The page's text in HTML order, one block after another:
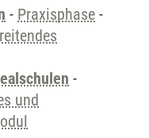
- Praxisphase -
-
und